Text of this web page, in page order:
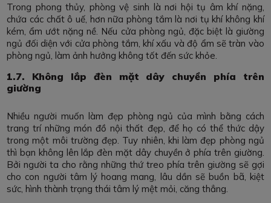
Trong phong thủy, phòng vệ sinh là nơi hội tụ âm khí nặng,
chứa các chất ô uế, hơn nữa phòng tắm là nơi tụ khí không khí
kém, ẩm ướt nặng nề. Nếu cửa phòng ngủ, đặc biệt là giường
ngủ đối diện với cửa phòng tắm, khí xấu và độ ẩm sẽ tràn vào
phòng ngủ, làm ảnh hưởng không tốt đến sức khỏe.
1.7. Không lắp đèn mặt dây chuyền phía trên
giường
Nhiều người muốn làm đẹp phòng ngủ của mình bằng cách
trang trí những món đồ nội thất đẹp, để họ có thể thức dậy
trong một môi trường đẹp. Tuy nhiên, khi làm đẹp phòng ngủ
thì bạn không lên lắp đèn mặt dây chuyền ở phía trên giường.
Bởi người ta cho rằng những thứ treo phía trên giường sẽ gợi
cho con người tâm lý hoang mang, lâu dần sẽ buồn bã, kiệt
sức, hình thành trạng thái tâm lý mệt mỏi, căng thẳng.